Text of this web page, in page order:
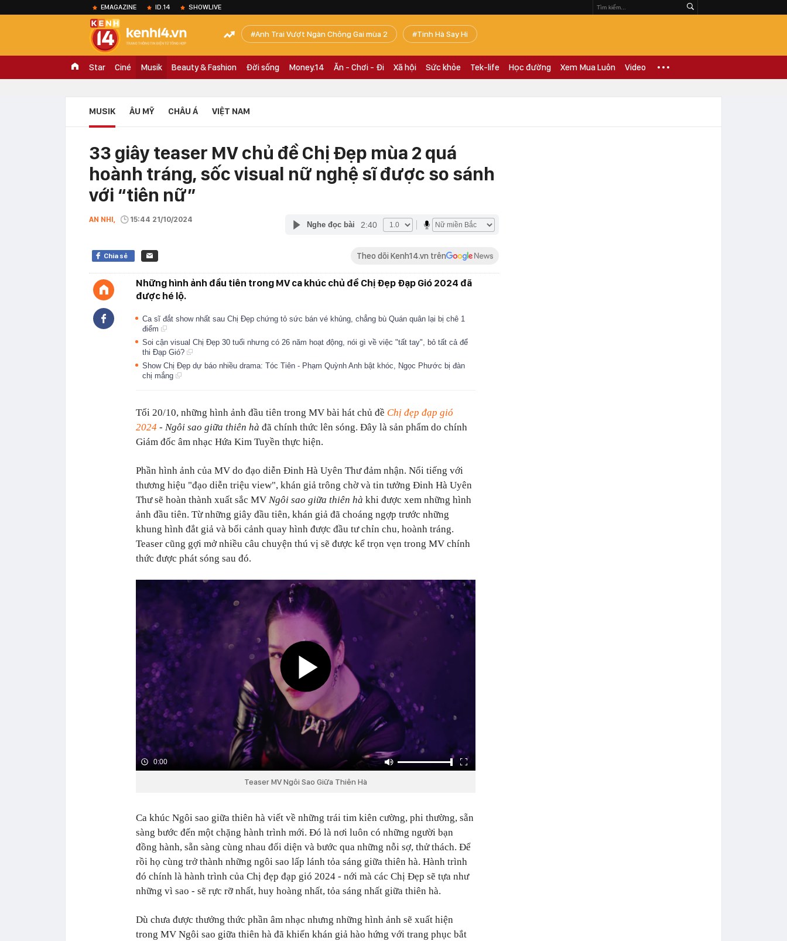
EMAGAZINE ID.14 SHOWLIVE
Anh Trai Vượt Ngàn Chông Gai mùa 2 Tinh Hà Say Hi
Star Ciné Musik Beauty & Fashion Đời sống Money.14 Ăn - Chơi - Đi Xã hội Sức khỏe Tek-life Học đường Xem Mua Luôn Video
MUSIK ÂU MỸ CHÂU Á VIỆT NAM
33 giây teaser MV chủ đề Chị Đẹp mùa 2 quá
hoành tráng, sốc visual nữ nghệ sĩ được so sánh
với “tiên nữ”
AN NHI, 15:44 21/10/2024
Nghe đọc bài 2:40
Chia sẻ Theo dõi Kenh14.vn trên
Những hình ảnh đầu tiên trong MV ca khúc chủ đề Chị Đẹp Đạp Gió 2024 đã
được hé lộ.
Ca sĩ đắt show nhất sau Chị Đẹp chứng tỏ sức bán vé khủng, chẳng bù Quán quân lại bị chê 1
điểm
Soi cận visual Chị Đẹp 30 tuổi nhưng có 26 năm hoạt động, nói gì về việc "tất tay", bỏ tất cả để
thi Đạp Gió?
Show Chị Đẹp dự báo nhiều drama: Tóc Tiên - Phạm Quỳnh Anh bật khóc, Ngọc Phước bị đàn
chị mắng
Tối 20/10, những hình ảnh đầu tiên trong MV bài hát chủ đề Chị đẹp đạp gió
2024 - Ngôi sao giữa thiên hà đã chính thức lên sóng. Đây là sản phẩm do chính
Giám đốc âm nhạc Hứa Kim Tuyền thực hiện.
Phần hình ảnh của MV do đạo diễn Đinh Hà Uyên Thư đảm nhận. Nổi tiếng với
thương hiệu "đạo diễn triệu view", khán giả trông chờ và tin tưởng Đinh Hà Uyên
Thư sẽ hoàn thành xuất sắc MV Ngôi sao giữa thiên hà khi được xem những hình
ảnh đầu tiên. Từ những giây đầu tiên, khán giả đã choáng ngợp trước những
khung hình đắt giả và bối cảnh quay hình được đầu tư chỉn chu, hoành tráng.
Teaser cũng gợi mở nhiều câu chuyện thú vị sẽ được kể trọn vẹn trong MV chính
thức được phát sóng sau đó.
0:00
Teaser MV Ngôi Sao Giữa Thiên Hà
Ca khúc Ngôi sao giữa thiên hà viết về những trái tim kiên cường, phi thường, sẵn
sàng bước đến một chặng hành trình mới. Đó là nơi luôn có những người bạn
đồng hành, sẵn sàng cùng nhau đối diện và bước qua những nỗi sợ, thử thách. Để
rồi họ cùng trở thành những ngôi sao lấp lánh tỏa sáng giữa thiên hà. Hành trình
đó chính là hành trình của Chị đẹp đạp gió 2024 - nới mà các Chị Đẹp sẽ tựa như
những vì sao - sẽ rực rỡ nhất, huy hoàng nhất, tỏa sáng nhất giữa thiên hà.
Dù chưa được thưởng thức phần âm nhạc nhưng những hình ảnh sẽ xuất hiện
trong MV Ngôi sao giữa thiên hà đã khiến khán giả hào hứng với trang phục bắt